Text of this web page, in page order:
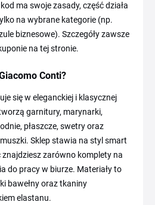
ma swoje zasady, część działa
na wybrane kategorie (np.
biznesowe). Szczegóły zawsze
na tej stronie.
Conti?
się w eleganckiej i klasycznej
garnitury, marynarki,
płaszcze, swetry oraz
Sklep stawia na styl smart
znajdziesz zarówno komplety na
do pracy w biurze. Materiały to
bawełny oraz tkaniny
elastanu.